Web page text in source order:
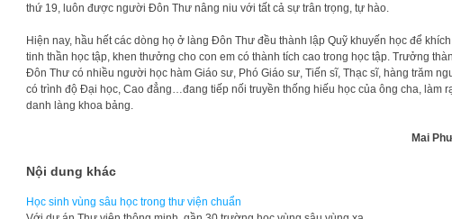
thứ 19, luôn được người Đôn Thư nâng niu với tất cả sự trân trọng, tự hào.
Hiện nay, hầu hết các dòng họ ở làng Đôn Thư đều thành lập Quỹ khuyến học để
tinh thần học tập, khen thưởng cho con em có thành tích cao trong học tập. Trưởng
Đôn Thư có nhiều người học hàm Giáo sư, Phó Giáo sư, Tiến sĩ, Thạc sĩ, hàng trăm
có trình độ Đại học, Cao đẳng…đang tiếp nối truyền thống hiếu học của ông cha, làm
danh làng khoa bảng.
Mai
Nội dung khác
Học sinh vùng sâu học trong thư viện chuẩn